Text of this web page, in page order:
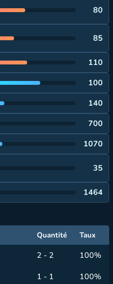
80
85
110
100
140
700
1070
35
1464
Quantité Taux
2 - 2
100%
1 - 1
100%